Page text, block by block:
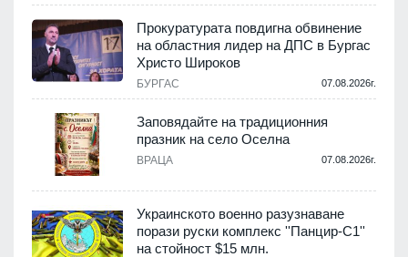
Прокуратурата повдигна обвинение
на областния лидер на ДПС в Бургас
Христо Широков
БУРГАС 07.08.2026г.
Заповядайте на традиционния
празник на село Оселна
ВРАЦА 07.08.2026г.
Украинското военно разузнаване
порази руски комплекс ''Панцир-С1''
на стойност $15 млн.